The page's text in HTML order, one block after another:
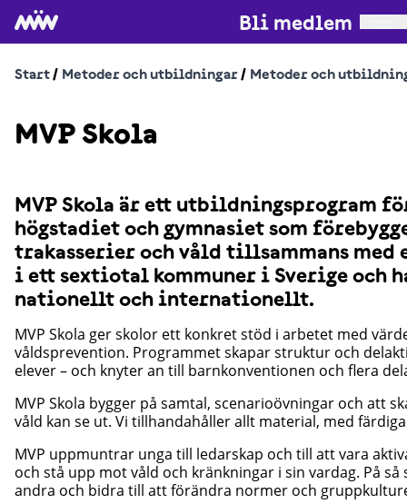
Bli medlem
Start/ Metoder och utbildningar/ Metoder och
MVP Skola
MVP Skola är ett utbildningsprogram
högstadiet och gymnasiet som
trakasserier och våld tillsammans med
i ett sextiotal kommuner i Sverige och
nationellt och internationellt.
MVP Skola ger skolor ett konkret stöd i arbetet med
våldsprevention. Programmet skapar struktur och
elever – och knyter an till barnkonventionen och flera
MVP Skola bygger på samtal, scenarioövningar och att
våld kan se ut. Vi tillhandahåller allt material, med
MVP uppmuntrar unga till ledarskap och till att vara
och stå upp mot våld och kränkningar i sin vardag. På
andra och bidra till att förändra normer och